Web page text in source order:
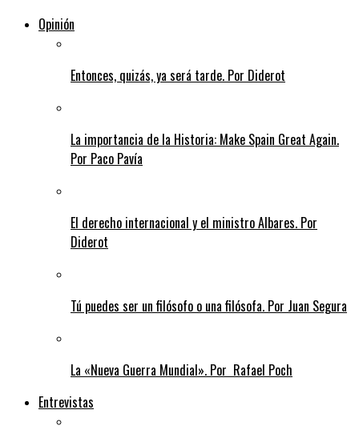
Opinión
Entonces, quizás, ya será tarde. Por Diderot
La importancia de la Historia: Make Spain Great Again.
Por Paco Pavía
El derecho internacional y el ministro Albares. Por
Diderot
Tú puedes ser un filósofo o una filósofa. Por Juan Segura
La «Nueva Guerra Mundial». Por Rafael Poch
Entrevistas